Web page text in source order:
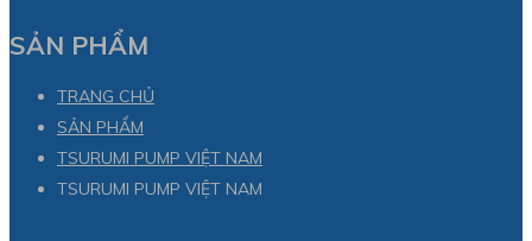
SẢN PHẨM
TRANG CHỦ
SẢN PHẨM
TSURUMI PUMP VIỆT NAM
TSURUMI PUMP VIỆT NAM